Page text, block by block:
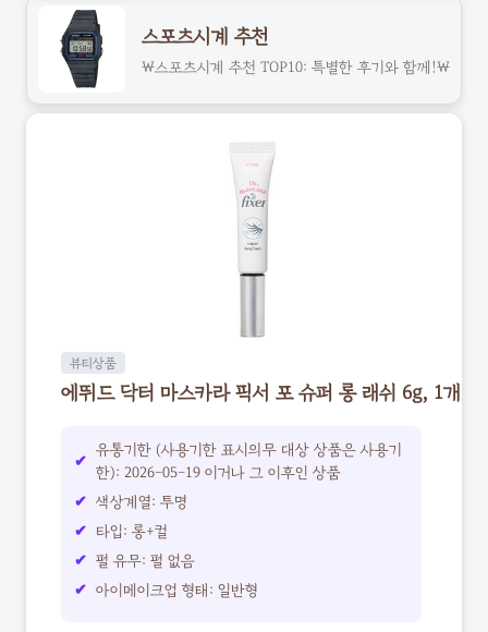
스포츠시계 추천
\스포츠시계 추천 TOP10: 특별한 후기와 함께!\
뷰티상품
에뛰드 닥터 마스카라 픽서 포 슈퍼 롱 래쉬 6g, 1개
유통기한 (사용기한 표시의무 대상 상품은 사용기
한): 2026-05-19 이거나 그 이후인 상품
색상계열: 투명
타입: 롱+컬
펄 유무: 펄 없음
아이메이크업 형태: 일반형